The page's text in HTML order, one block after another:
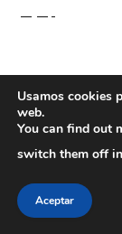
——-
Usamos cookies
web.
You can find out
switch them off in
Aceptar